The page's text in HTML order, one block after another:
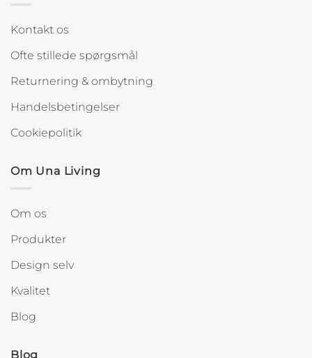
Kontakt os
Ofte stillede spørgsmål
Returnering & ombytning
Handelsbetingelser
Cookiepolitik
Om Una Living
Om os
Produkter
Design selv
Kvalitet
Blog
Blog